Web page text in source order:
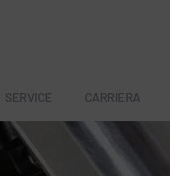
SERVICE CARRIERA